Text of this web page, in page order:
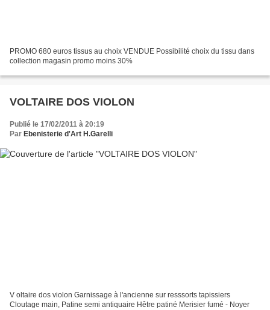
PROMO 680 euros tissus au choix VENDUE Possibilité choix du tissu dans
collection magasin promo moins 30%
VOLTAIRE DOS VIOLON
Publié le 17/02/2011 à 20:19
Par Ebenisterie d'Art H.Garelli
V oltaire dos violon Garnissage à l'ancienne sur resssorts tapissiers
Cloutage main, Patine semi antiquaire Hêtre patiné Merisier fumé - Noyer